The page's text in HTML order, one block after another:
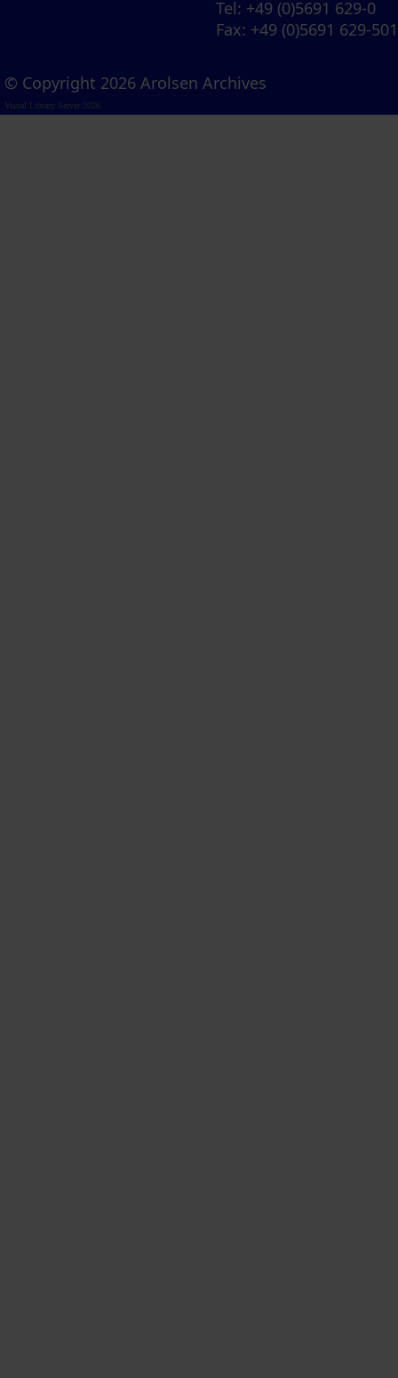
Tel: +49 (0)5691 629-0
Fax: +49 (0)5691 629-501
© Copyright 2026 Arolsen Archives
Visual Library Server 2026